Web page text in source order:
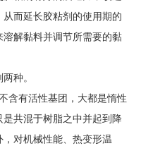
而延长胶粘剂的使用期的
解黏料并调节所需要的黏
种。
含有活性基团，大都是惰性
共混于树脂之中并起到降
对机械性能、热变形温